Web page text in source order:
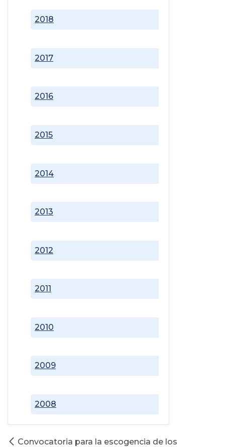
2008
2009
2010
2011
2012
2013
2014
2015
2016
2017
2018
Convocatoria para la escogencia de los